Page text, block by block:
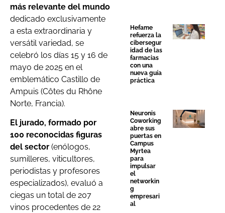
más relevante del mundo
dedicado exclusivamente
a esta extraordinaria y
versátil variedad, se
celebró los días 15 y 16 de
mayo de 2025 en el
emblemático Castillo de
Ampuis (Côtes du Rhône
Norte, Francia).
El jurado, formado por
100 reconocidas figuras
del sector (enólogos,
sumilleres, viticultores,
periodistas y profesores
especializados), evaluó a
ciegas un total de 207
vinos procedentes de 22
Hefame
refuerza la
cibersegur
idad de las
farmacias
con una
nueva guía
práctica
Neuronis
Coworking
abre sus
puertas en
Campus
Myrtea
para
impulsar
el
networkin
g
empresari
al